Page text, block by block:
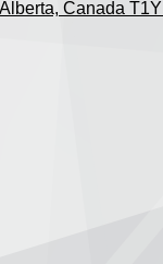
Canada